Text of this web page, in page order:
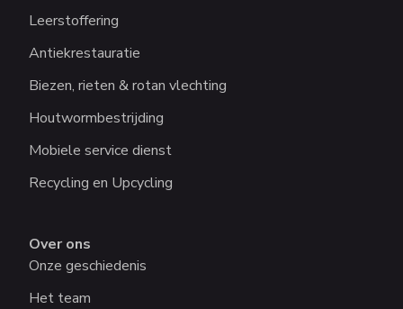
Leerstoffering
Antiekrestauratie
Biezen, rieten & rotan vlechting
Houtwormbestrijding
Mobiele service dienst
Recycling en Upcycling
Over ons
Onze geschiedenis
Het team